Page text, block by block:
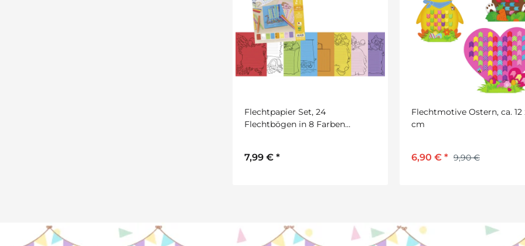
Flechtpapier Set, 24
Flechtbögen in 8 Farben
7,99 € *
Flechtmotive Ostern, ca. 12
cm
6,90 € * 9,90 €